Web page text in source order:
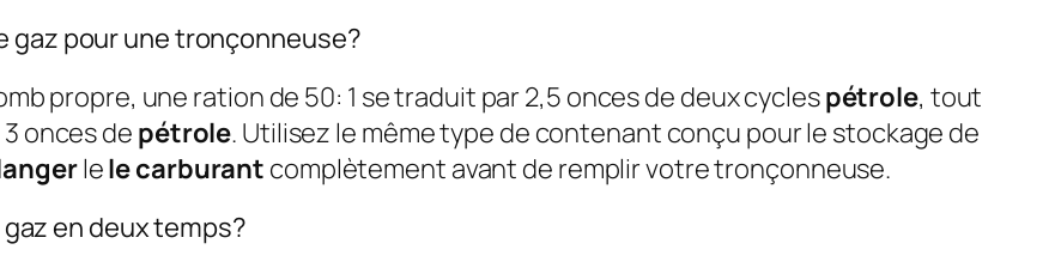
gaz pour une tronçonneuse?
propre, une ration de 50: 1 se traduit par 2,5 onces de deux cyclespétrole, tout
onces de pétrole. Utilisez le même type de contenant conçu pour le stockage de
lele carburant complètement avant de remplir votre tronçonneuse.
en deux temps?